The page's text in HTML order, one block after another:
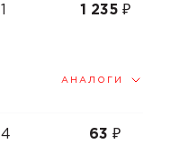
1 1 235 ₽
АНАЛОГИ
4 63₽